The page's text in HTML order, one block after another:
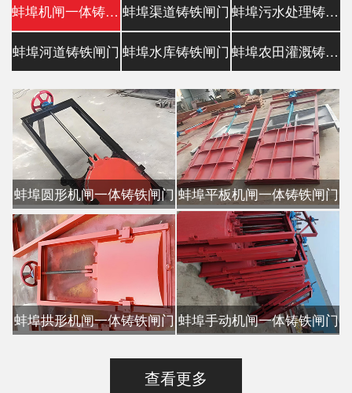
蚌埠机闸一体铸铁闸门 蚌埠渠道铸铁闸门 蚌埠污水处理铸铁镶铜闸门
蚌埠河道铸铁闸门 蚌埠水库铸铁闸门 蚌埠农田灌溉铸铁闸门
蚌埠圆形机闸一体铸铁闸门 蚌埠平板机闸一体铸铁闸门
蚌埠拱形机闸一体铸铁闸门 蚌埠手动机闸一体铸铁闸门
查看更多